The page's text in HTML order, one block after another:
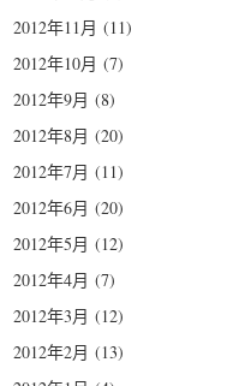
2012年11月 (11)
2012年10月 (7)
2012年9月 (8)
2012年8月 (20)
2012年7月 (11)
2012年6月 (20)
2012年5月 (12)
2012年4月 (7)
2012年3月 (12)
2012年2月 (13)